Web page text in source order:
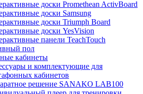
доски Promethean ActivBoard
доски Samsung
доски Triumph Board
доски YesVision
панели TeachTouch
пол
кабинеты
и комплектующие для
кабинетов
решение SANAKO LAB100